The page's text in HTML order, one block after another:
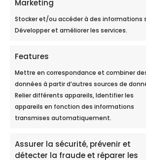
Marketing
Stocker et/ou accéder à des informations
Développer et améliorer les services.
Features
Mettre en correspondance et combiner
données à partir d’autres sources de
Relier différents appareils, Identifier les
appareils en fonction des informations
transmises automatiquement.
Assurer la sécurité, prévenir et
détecter la fraude et réparer les
L’histoire d’une
ECOBULLES SARTHE /
LOIRE
est représentée
et Benjamin Madiot.
Fabrice Madiot,
traitement d’eau depuis
dans le monde agricole,
en cherchant une
l’adoucisseur à résine,